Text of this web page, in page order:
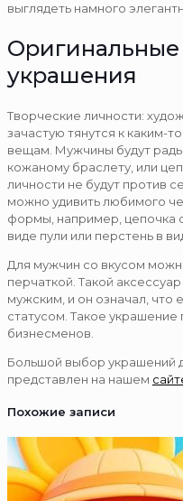
выглядеть намного
Оригинальные
украшения
Творческие личности:
зачастую тянутся к каким-
вещам. Мужчины будут
кожаному браслету, или
личности не будут против
можно удивить любимого
формы, например, цепочка
виде пули или перстень в
Для мужчин со вкусом
перчаткой. Такой
мужским, и он означал, что
статусом. Такое
бизнесменов.
Большой выбор украшений
представлен на нашем
Похожие записи